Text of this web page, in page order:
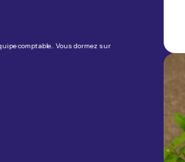
comptable.. Vous dormez sur